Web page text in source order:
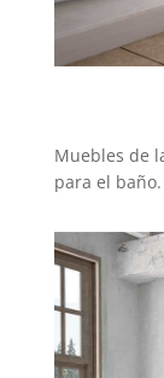
Muebles de
para el baño.